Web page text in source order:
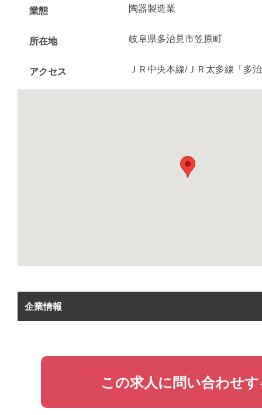
業態 陶器製造業
所在地 岐阜県多治見市笠原町
アクセス ＪＲ中央本線/ＪＲ太多線「多
企業情報
この求人に問い合わせ